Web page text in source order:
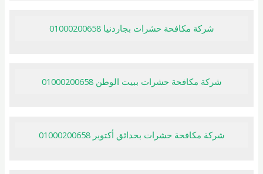
شركة مكافحة حشرات بجاردنيا 01000200658
شركة مكافحة حشرات ببيت الوطن 01000200658
شركة مكافحة حشرات بحدائق أكتوبر 01000200658